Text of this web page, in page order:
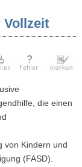
Vollzeit
die einen
von Kindern und
(FASD).